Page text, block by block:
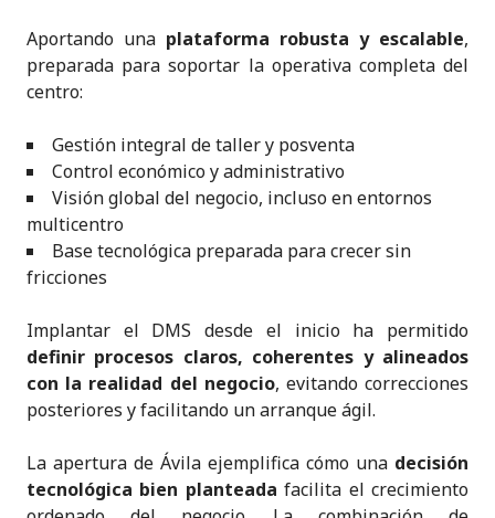
Aportando una plataforma robusta y escalable,
preparada para soportar la operativa completa del
centro:
Gestión integral de taller y posventa
Control económico y administrativo
Visión global del negocio, incluso en entornos
multicentro
Base tecnológica preparada para crecer sin
fricciones
Implantar el DMS desde el inicio ha permitido
definir procesos claros, coherentes y alineados
con la realidad del negocio, evitando correcciones
posteriores y facilitando un arranque ágil.
La apertura de Ávila ejemplifica cómo una decisión
tecnológica bien planteada facilita el crecimiento